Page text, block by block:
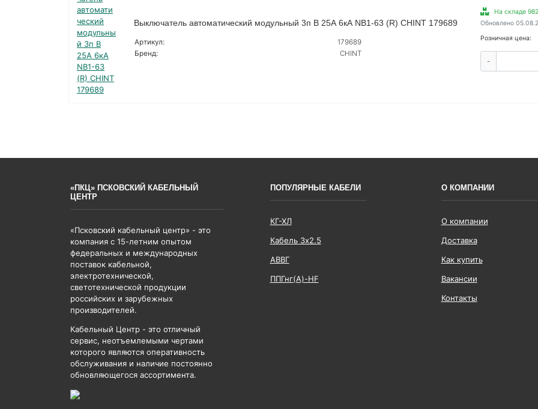
Выключатель автоматический модульный 3п B 25А 6кА NB1-63 (R) CHINT 179689
Артикул:
179689
Бренд:
CHINT
На складе
Обновлено
Розничная цена:
-
«ПКЦ» ПСКОВСКИЙ КАБЕЛЬНЫЙ
ЦЕНТР
«Псковский кабельный центр» - это
компания с 15-летним опытом
федеральных и международных
поставок кабельной,
электротехнической,
светотехнической продукции
российских и зарубежных
производителей.
Кабельный Центр - это отличный
сервис, неотъемлемыми чертами
которого являются оперативность
обслуживания и наличие постоянно
обновляющегося ассортимента.
ПОПУЛЯРНЫЕ КАБЕЛИ
КГ-ХЛ
Кабель 3x2.5
АВВГ
ППГнг(А)-HF
О КОМПАНИИ
О компании
Доставка
Как купить
Вакансии
Контакты